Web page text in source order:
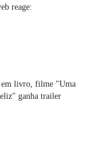
reage:
em livro, filme "Uma
ganha trailer